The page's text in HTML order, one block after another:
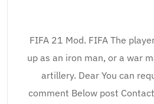
FIFA 21 Mod. FIFA The
up as an iron man, or a war
artillery. Dear You can
comment Below post